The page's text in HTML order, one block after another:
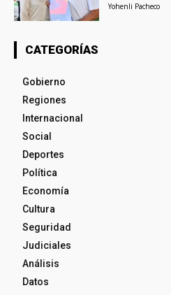
Yohenli Pacheco
CATEGORÍAS
Gobierno
Regiones
Internacional
Social
Deportes
Política
Economía
Cultura
Seguridad
Judiciales
Análisis
Datos